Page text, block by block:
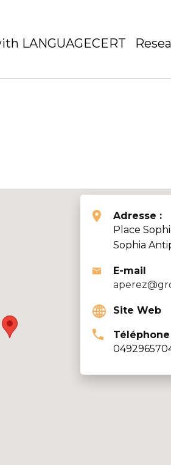
LANGUAGECERT
Adresse :
Place
Sophia
E-mail
Site Web
Téléphone